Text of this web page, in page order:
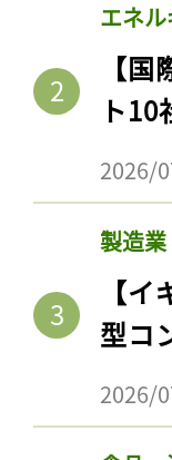
エネ
【
ト
2026/
製造業
【
型コ
2026/